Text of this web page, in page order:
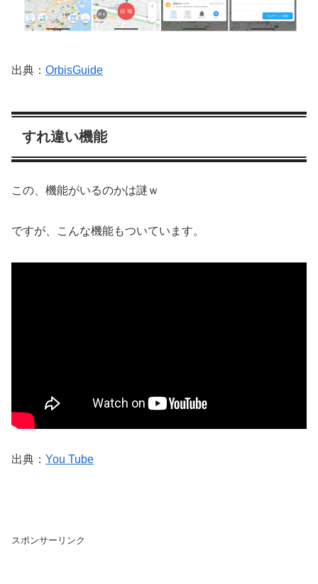
出典： OrbisGuide
すれ違い機能
この、機能がいるのかは謎ｗ
ですが、こんな機能もついています。
出典： You Tube
スポンサーリンク